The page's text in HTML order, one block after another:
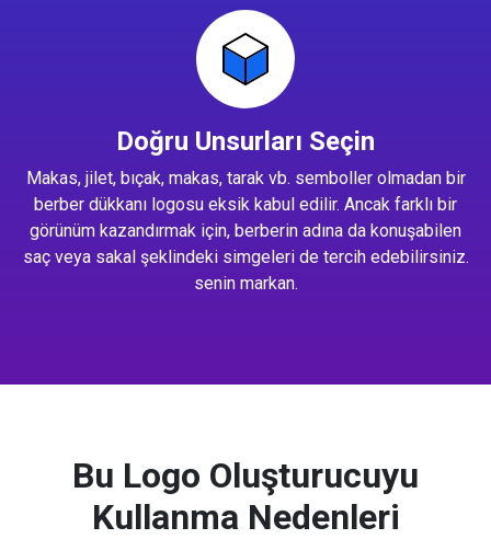
Doğru Unsurları Seçin
Makas, jilet, bıçak, makas, tarak vb. semboller olmadan bir
berber dükkanı logosu eksik kabul edilir. Ancak farklı bir
görünüm kazandırmak için, berberin adına da konuşabilen
saç veya sakal şeklindeki simgeleri de tercih edebilirsiniz.
senin markan.
Bu Logo Oluşturucuyu
Kullanma Nedenleri